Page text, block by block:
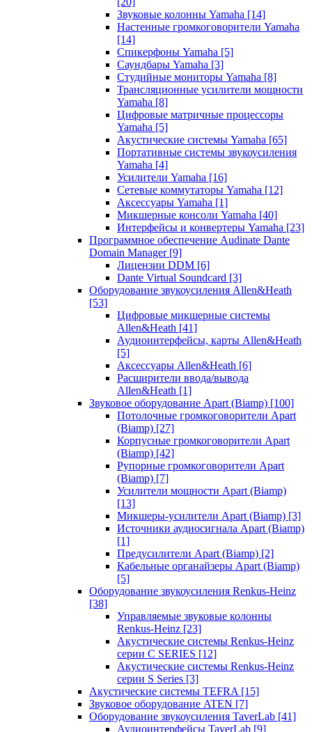
Звуковые колонны Yamaha [14]
Настенные громкоговорители Yamaha
[14]
Спикерфоны Yamaha [5]
Саундбары Yamaha [3]
Студийные мониторы Yamaha [8]
Трансляционные усилители мощности
Yamaha [8]
Цифровые матричные процессоры
Yamaha [5]
Акустические системы Yamaha [65]
Портативные системы звукоусиления
Yamaha [4]
Усилители Yamaha [16]
Сетевые коммутаторы Yamaha [12]
Аксессуары Yamaha [1]
Микшерные консоли Yamaha [40]
Интерфейсы и конвертеры Yamaha [23]
Программное обеспечение Audinate Dante
Domain Manager [9]
Лицензии DDM [6]
Dante Virtual Soundcard [3]
Оборудование звукоусиления Allen&Heath
[53]
Цифровые микшерные системы
Allen&Heath [41]
Аудиоинтерфейсы, карты Allen&Heath
[5]
Аксессуары Allen&Heath [6]
Расширители ввода/вывода
Allen&Heath [1]
Звуковое оборудование Apart (Biamp) [100]
Потолочные громкоговорители Apart
(Biamp) [27]
Корпусные громкоговорители Apart
(Biamp) [42]
Рупорные громкоговорители Apart
(Biamp) [7]
Усилители мощности Apart (Biamp)
[13]
Микшеры-усилители Apart (Biamp) [3]
Источники аудиосигнала Apart (Biamp)
[1]
Предусилители Apart (Biamp) [2]
Кабельные органайзеры Apart (Biamp)
[5]
Оборудование звукоусиления Renkus-Heinz
[38]
Управляемые звуковые колонны
Renkus-Heinz [23]
Акустические системы Renkus-Heinz
серии C SERIES [12]
Акустические системы Renkus-Heinz
серии S Series [3]
Акустические системы TEFRA [15]
Звуковое оборудование ATEN [7]
Оборудование звукоусиления TaverLab [41]
Аудиоинтерфейсы TaverLab [9]